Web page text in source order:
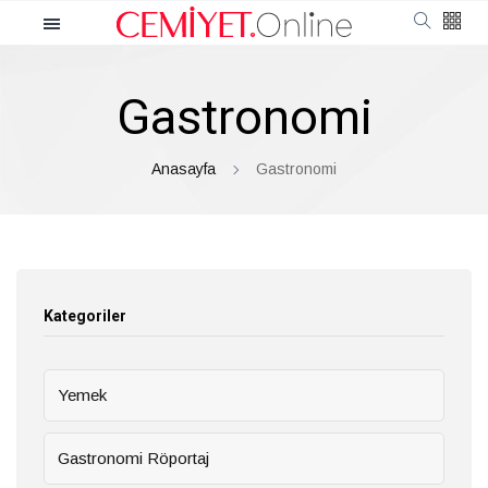
Gastronomi
Anasayfa Gastronomi
Kategoriler
Yemek
Gastronomi Röportaj